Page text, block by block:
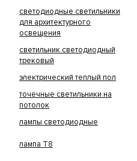
светодиодные светильники
для архитектурного
освещения
светильник светодиодный
трековый
электрический теплый пол
точечные светильники на
потолок
лампы светодиодные
лампа Т8